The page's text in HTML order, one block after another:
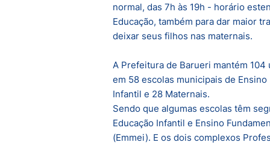
normal, das 7h às 19h - horário
Educação, também para dar maior
deixar seus filhos nas maternais.
A Prefeitura de Barueri mantém
em 58 escolas municipais de
Infantil e 28 Maternais.
Sendo que algumas escolas têm
Educação Infantil e Ensino
(Emmei). E os dois complexos